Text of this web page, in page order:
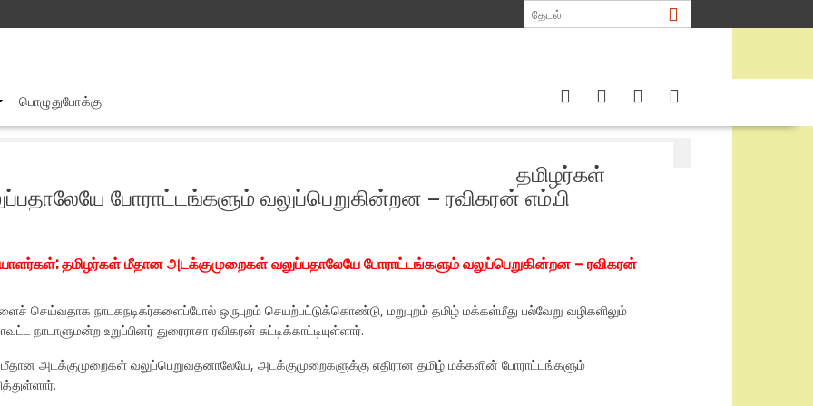
பொழுதுபோக்கு
தமிழர்கள்
போராட்டங்களும் வலுப்பெறுகின்றன – ரவிகரன் எம்.பி
தமிழர்கள் மீதான அடக்குமுறைகள் வலுப்பதாலேயே போராட்டங்களும் வலுப்பெறுகின்றன – ரவிகரன்
செய்வதாக நாடகநடிகர்களைப்போல் ஒருபுறம் செயற்பட்டுக்கொண்டு, மறுபுறம் தமிழ் மக்கள்மீது பல்வேறு வழிகளிலும்
உறுப்பினர் துரைராசா ரவிகரன் சுட்டிக்காட்டியுள்ளார்.
அடக்குமுறைகள் வலுப்பெறுவதனாலேயே, அடக்குமுறைகளுக்கு எதிரான தமிழ் மக்களின் போராட்டங்களும்